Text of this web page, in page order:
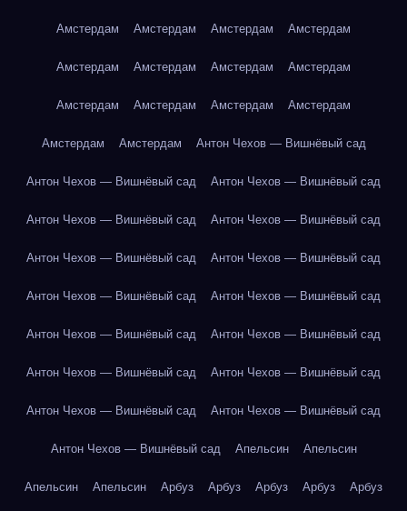
Амстердам Амстердам Амстердам Амстердам
Амстердам Амстердам Амстердам Амстердам
Амстердам Амстердам Амстердам Амстердам
Амстердам Амстердам Антон Чехов — Вишнёвый сад
Антон Чехов — Вишнёвый сад Антон Чехов — Вишнёвый сад
Антон Чехов — Вишнёвый сад Антон Чехов — Вишнёвый сад
Антон Чехов — Вишнёвый сад Антон Чехов — Вишнёвый сад
Антон Чехов — Вишнёвый сад Антон Чехов — Вишнёвый сад
Антон Чехов — Вишнёвый сад Антон Чехов — Вишнёвый сад
Антон Чехов — Вишнёвый сад Антон Чехов — Вишнёвый сад
Антон Чехов — Вишнёвый сад Антон Чехов — Вишнёвый сад
Антон Чехов — Вишнёвый сад Апельсин Апельсин
Апельсин Апельсин Арбуз Арбуз Арбуз Арбуз Арбуз